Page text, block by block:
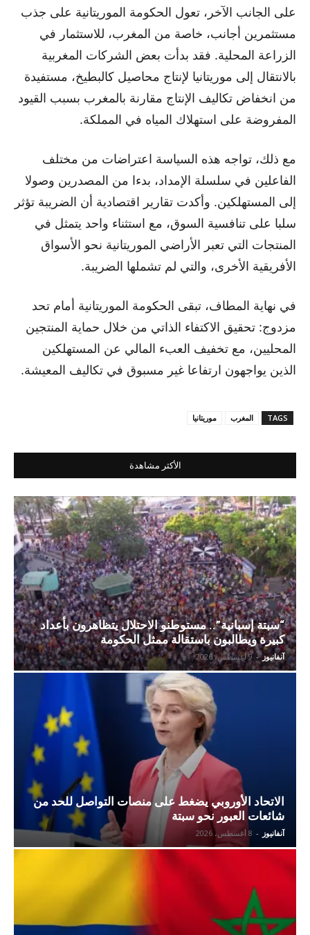
على الجانب الآخر، تعول الحكومة الموريتانية على جذب
مستثمرين أجانب، خاصة من المغرب، للاستثمار في
الزراعة المحلية. فقد بدأت بعض الشركات المغربية
بالانتقال إلى موريتانيا لإنتاج محاصيل كالبطيخ، مستفيدة
من انخفاض تكاليف الإنتاج مقارنة بالمغرب بسبب القيود
المفروضة على استهلاك المياه في المملكة.
مع ذلك، تواجه هذه السياسة اعتراضات من مختلف
الفاعلين في سلسلة الإمداد، بدءا من المصدرين وصولا
إلى المستهلكين. وأكدت تقارير اقتصادية أن الضريبة تؤثر
سلبا على تنافسية السوق، مع استثناء واحد يتمثل في
المنتجات التي تعبر الأراضي الموريتانية نحو الأسواق
الأفريقية الأخرى، والتي لم تشملها الضريبة.
في نهاية المطاف، تبقى الحكومة الموريتانية أمام تحد
مزدوج: تحقيق الاكتفاء الذاتي من خلال حماية المنتجين
المحليين، مع تخفيف العبء المالي عن المستهلكين
الذين يواجهون ارتفاعا غير مسبوق في تكاليف المعيشة.
TAGS المغرب موريتانيا
الأكثر مشاهدة
“سبتة إسبانية”.. مستوطنو الاحتلال يتظاهرون بأعداد
كبيرة ويطالبون باستقالة ممثل الحكومة
آنفانيوز - 9 أغسطس، 2026
الاتحاد الأوروبي يضغط على منصات التواصل للحد من
شائعات العبور نحو سبتة
آنفانيوز - 8 أغسطس، 2026